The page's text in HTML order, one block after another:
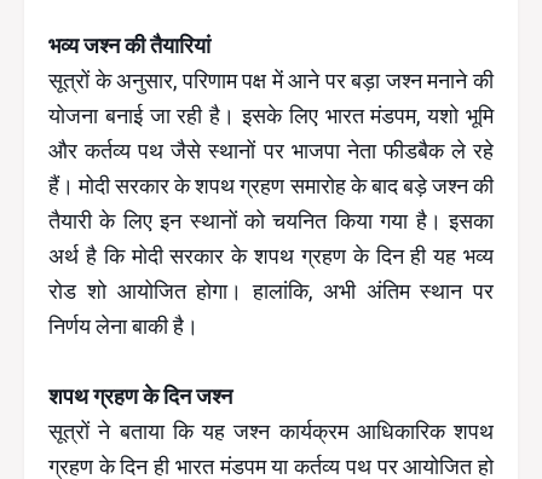
भव्य जश्न की तैयारियां
सूत्रों के अनुसार, परिणाम पक्ष में आने पर बड़ा जश्न मनाने की
योजना बनाई जा रही है। इसके लिए भारत मंडपम, यशो भूमि
और कर्तव्य पथ जैसे स्थानों पर भाजपा नेता फीडबैक ले रहे
हैं। मोदी सरकार के शपथ ग्रहण समारोह के बाद बड़े जश्न की
तैयारी के लिए इन स्थानों को चयनित किया गया है। इसका
अर्थ है कि मोदी सरकार के शपथ ग्रहण के दिन ही यह भव्य
रोड शो आयोजित होगा। हालांकि, अभी अंतिम स्थान पर
निर्णय लेना बाकी है।
शपथ ग्रहण के दिन जश्न
सूत्रों ने बताया कि यह जश्न कार्यक्रम आधिकारिक शपथ
ग्रहण के दिन ही भारत मंडपम या कर्तव्य पथ पर आयोजित हो